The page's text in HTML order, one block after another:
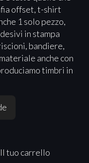
offset, t-shirt
1 solo pezzo,
in stampa
bandiere,
anche con
timbri in
Il tuo carrello